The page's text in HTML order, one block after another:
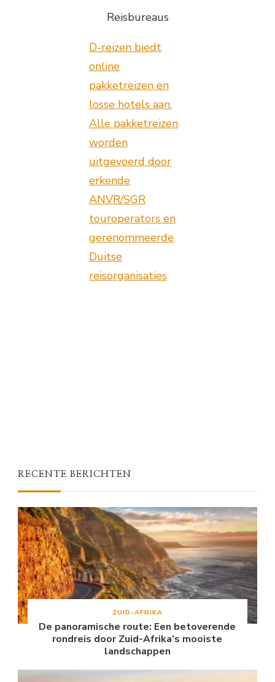
Reisbureaus
D-reizen biedt
online
pakketreizen en
losse hotels aan.
Alle pakketreizen
worden
uitgevoerd door
erkende
ANVR/SGR
touroperators en
gerenommeerde
Duitse
reisorganisaties
RECENTE BERICHTEN
ZUID-AFRIKA
De panoramische route: Een betoverende
rondreis door Zuid-Afrika’s mooiste
landschappen